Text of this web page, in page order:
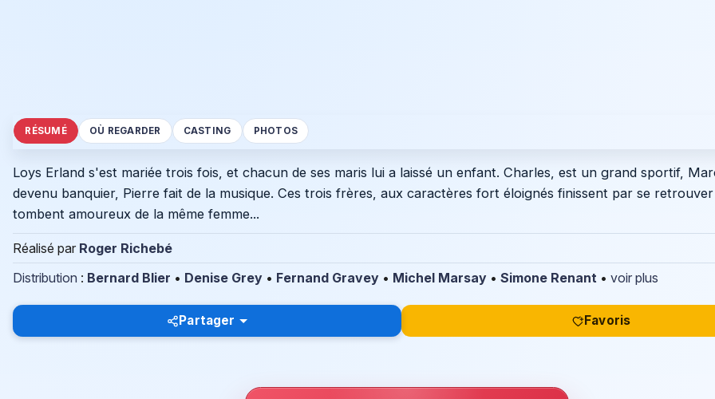
RÉSUMÉ OÙ REGARDER CASTING PHOTOS
Loys Erland s'est mariée trois fois, et chacun de ses maris lui a laissé un enfant. Charles, est un grand sportif,
devenu banquier, Pierre fait de la musique. Ces trois frères, aux caractères fort éloignés finissent par se
tombent amoureux de la même femme...
Réalisé par Roger Richebé
Distribution : Bernard Blier • Denise Grey • Fernand Gravey • Michel Marsay • Simone Renant • voir plus
Partager Favoris